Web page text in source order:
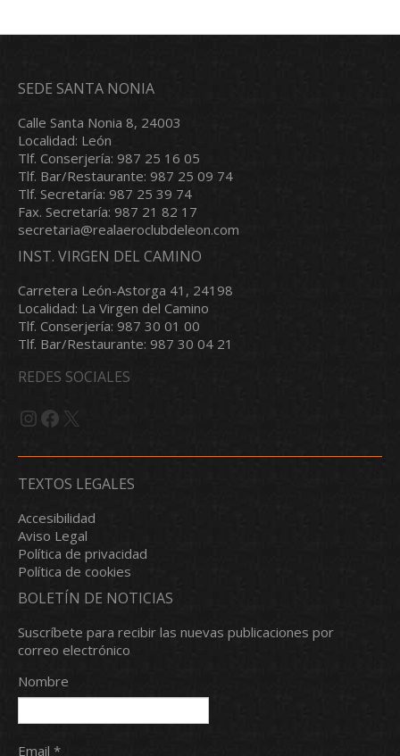
SEDE SANTA NONIA
Calle Santa Nonia 8, 24003
Localidad: León
Tlf. Conserjería: 987 25 16 05
Tlf. Bar/Restaurante: 987 25 09 74
Tlf. Secretaría: 987 25 39 74
Fax. Secretaría: 987 21 82 17
secretaria@realaeroclubdeleon.com
INST. VIRGEN DEL CAMINO
Carretera León-Astorga 41, 24198
Localidad: La Virgen del Camino
Tlf. Conserjería: 987 30 01 00
Tlf. Bar/Restaurante: 987 30 04 21
REDES SOCIALES
Instagram
Facebook
X
TEXTOS LEGALES
Accesibilidad
Aviso Legal
Política de privacidad
Política de cookies
BOLETÍN DE NOTICIAS
Suscríbete para recibir las nuevas publicaciones por
correo electrónico
Nombre
Email *